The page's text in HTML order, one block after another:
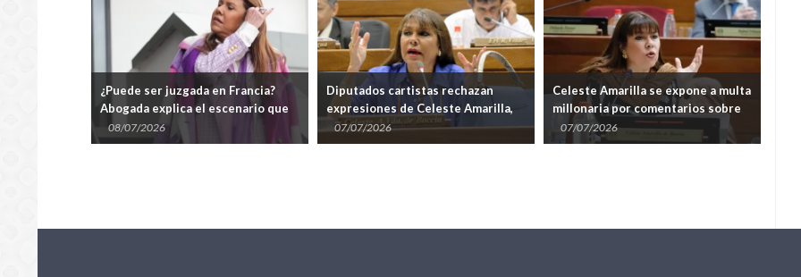
¿Puede ser juzgada en Francia?
Abogada explica el escenario que
enfrenta Celeste Amarilla
08/07/2026
Diputados cartistas rechazan
expresiones de Celeste Amarilla,
pero no respaldan una sanción
07/07/2026
Celeste Amarilla se expone a multa
millonaria por comentarios sobre
Mbappé
07/07/2026